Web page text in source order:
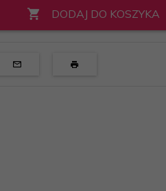
DODAJ DO KOSZYKA